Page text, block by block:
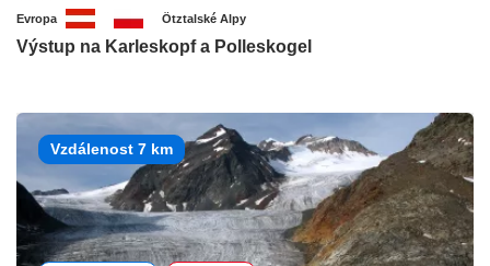
Evropa Ötztalské Alpy
Výstup na Karleskopf a Polleskogel
Vzdálenost 7 km